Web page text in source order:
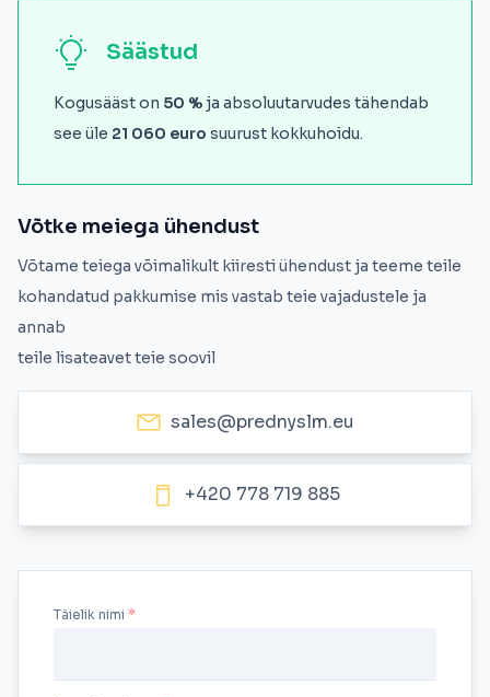
Säästud
Kogusääst on 50 % ja absoluutarvudes tähendab
see üle 21 060 euro suurust kokkuhoidu.
Võtke meiega ühendust
Võtame teiega võimalikult kiiresti ühendust ja teeme teile
kohandatud pakkumise mis vastab teie vajadustele ja
annab
teile lisateavet teie soovil
sales@prednyslm.eu
+420 778 719 885
Täielik nimi